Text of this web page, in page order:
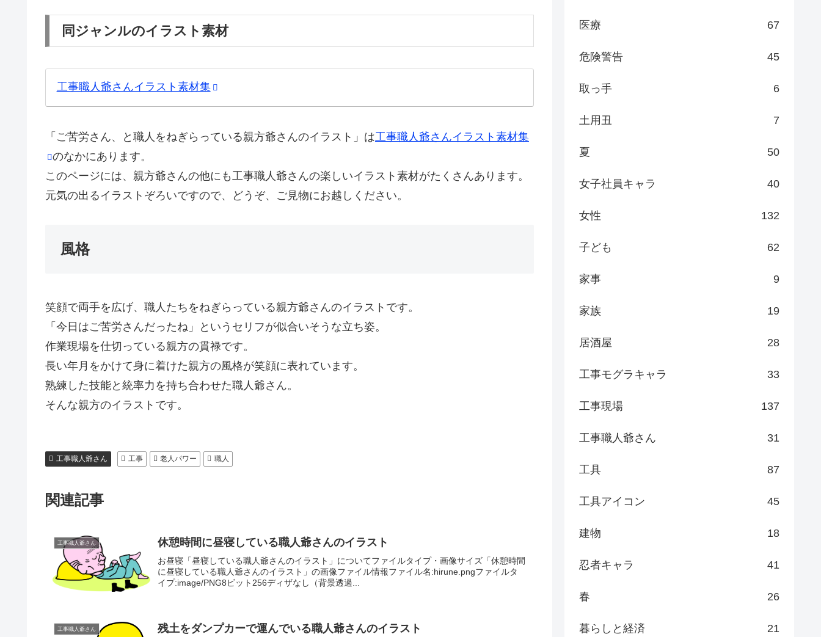
同ジャンルのイラスト素材
工事職人爺さんイラスト素材集
「ご苦労さん、と職人をねぎらっている親方爺さんのイラスト」は工事職人爺さんイラスト素材集
のなかにあります。
このページには、親方爺さんの他にも工事職人爺さんの楽しいイラスト素材がたくさんあります。
元気の出るイラストぞろいですので、どうぞ、ご見物にお越しください。
風格
笑顔で両手を広げ、職人たちをねぎらっている親方爺さんのイラストです。
「今日はご苦労さんだったね」というセリフが似合いそうな立ち姿。
作業現場を仕切っている親方の貫禄です。
長い年月をかけて身に着けた親方の風格が笑顔に表れています。
熟練した技能と統率力を持ち合わせた職人爺さん。
そんな親方のイラストです。
工事職人爺さん 工事 老人パワー 職人
関連記事
工事職人爺さん 休憩時間に昼寝している職人爺さんのイラスト
お昼寝「昼寝している職人爺さんのイラスト」についてファイルタイプ・画像サイズ「休憩時間
に昼寝している職人爺さんのイラスト」の画像ファイル情報ファイル名:hirune.pngファイルタ
イプ:image/PNG8ビット256ディザなし（背景透過...
工事職人爺さん 残土をダンプカーで運んでいる職人爺さんのイラスト
医療 67
危険警告 45
取っ手 6
土用丑 7
夏 50
女子社員キャラ 40
女性 132
子ども 62
家事 9
家族 19
居酒屋 28
工事モグラキャラ 33
工事現場 137
工事職人爺さん 31
工具 87
工具アイコン 45
建物 18
忍者キャラ 41
春 26
暮らしと経済 21